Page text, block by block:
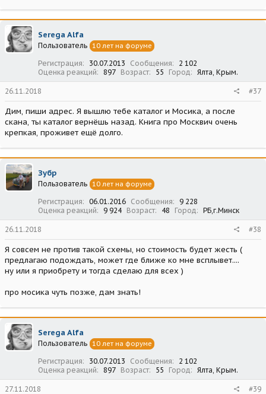
Serega Alfa
Пользователь 10 лет на форуме
Регистрация 30.07.2013 Сообщения
2 102
Оценка реакций
897 Возраст 55 Город Ялта, Крым.
26.11.2018 #37
Дим, пиши адрес. Я вышлю тебе каталог и Мосика, а после
скана, ты каталог вернёшь назад. Книга про Москвич очень
крепкая, проживет ещё долго.
Зубр
Пользователь 10 лет на форуме
Регистрация 06.01.2016 Сообщения
9 228
Оценка реакций
9 924 Возраст 48 Город РБ,г.Минск
26.11.2018 #38
Я совсем не против такой схемы, но стоимость будет жесть (
предлагаю подождать, может где ближе ко мне всплывет....
ну или я приобрету и тогда сделаю для всех )
про мосика чуть позже, дам знать!
Serega Alfa
Пользователь 10 лет на форуме
Регистрация 30.07.2013 Сообщения
2 102
Оценка реакций
897 Возраст 55 Город Ялта, Крым.
27.11.2018 #39